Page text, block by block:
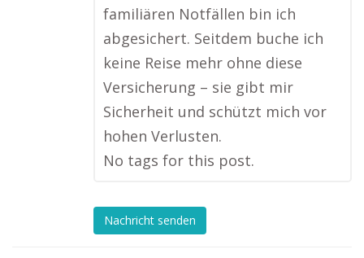
familiären Notfällen bin ich
abgesichert. Seitdem buche ich
keine Reise mehr ohne diese
Versicherung – sie gibt mir
Sicherheit und schützt mich vor
hohen Verlusten.
No tags for this post.
Nachricht senden